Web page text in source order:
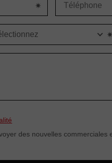
des nouvelles